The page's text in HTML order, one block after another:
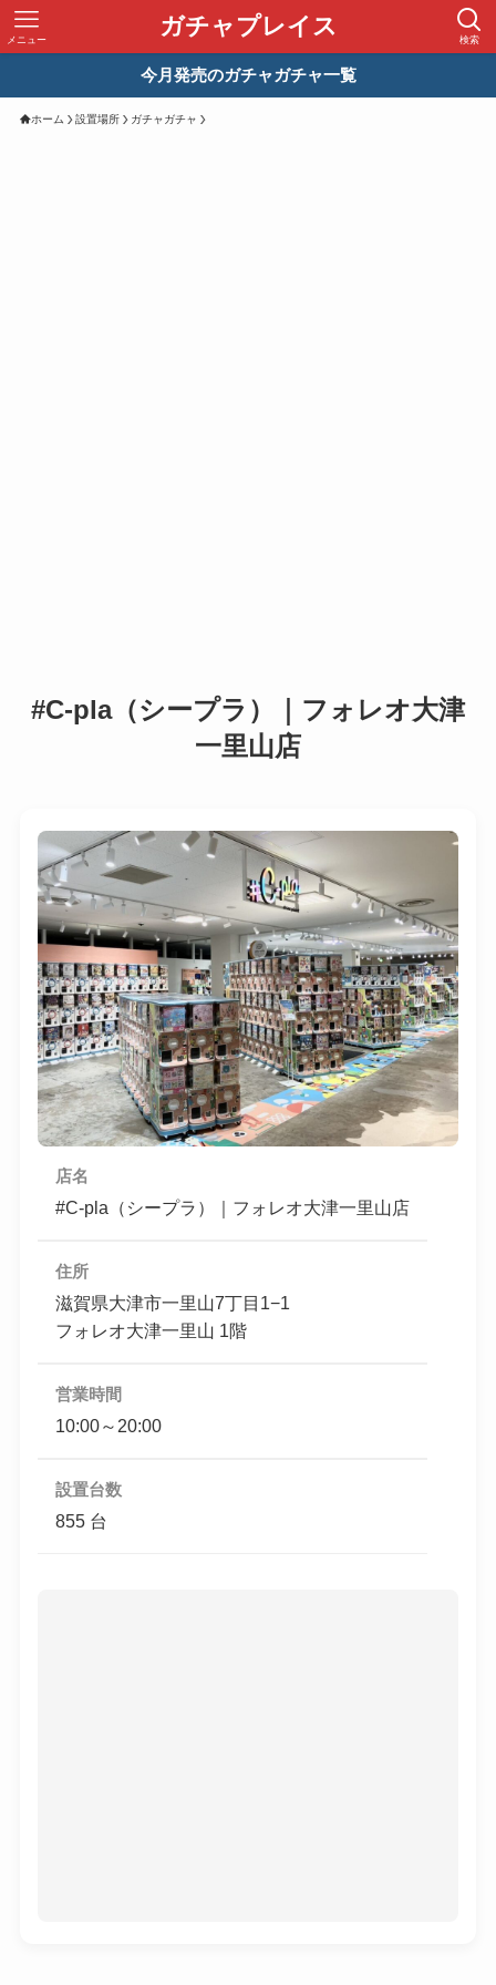
ガチャプレイス 検索
メニュー
今月発売のガチャガチャ一覧
ホーム 設置場所 ガチャガチャ
#C-pla（シープラ）｜フォレオ大津
一里山店
店名
#C-pla（シープラ）｜フォレオ大津一里山店
住所
滋賀県大津市一里山7丁目1−1
フォレオ大津一里山 1階
営業時間
10:00～20:00
設置台数
855 台